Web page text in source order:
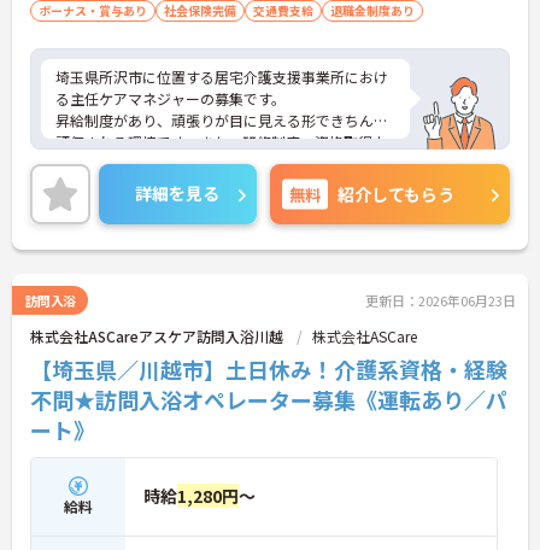
ボーナス・賞与あり 社会保険完備 交通費支給 退職金制度あり
埼玉県所沢市に位置する居宅介護支援事業所におけ
る主任ケアマネジャーの募集です。
昇給制度があり、頑張りが目に見える形できちんと
評価される環境です。また、研修制度・資格取得支
援制度があり、働きながらスキルアップが目指せる
環境環境です。
ご興味のある方には、面接対策ポイントなど、さら
に詳細をご案内しますのでお気軽にご相談くださ
い！
詳細を見る 無料 紹介してもらう
訪問入浴 更新日：2026年06月23日
株式会社ASCareアスケア訪問入浴川越 株式会社ASCare
【埼玉県／川越市】土日休み！介護系資格・経験
不問★訪問入浴オペレーター募集《運転あり／パ
ート》
給料 時給1,280円～